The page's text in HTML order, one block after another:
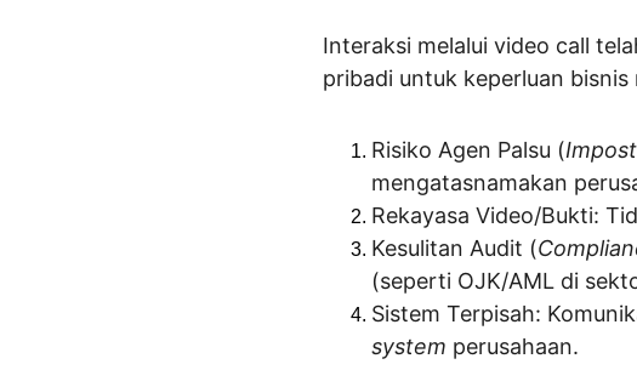
Interaksi melalui video call
pribadi untuk keperluan
Risiko Agen Palsu (
mengatasnamakan
Rekayasa Video/Bukti:
Kesulitan Audit (
(seperti OJK/AML di
Sistem Terpisah:
system perusahaan.